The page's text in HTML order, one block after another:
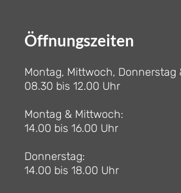
Öffnungszeiten
Montag, Mittwoch, Donnerstag
08.30 bis 12.00 Uhr
Montag & Mittwoch:
14.00 bis 16.00 Uhr
Donnerstag:
14.00 bis 18.00 Uhr